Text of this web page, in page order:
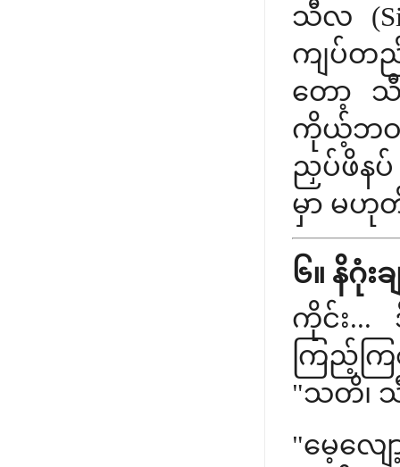
သီလ
ကျပ်တ
တော့
ကိုယ့်ဘဝ
ညှပ်ဖိနပ်
မှာ မဟု
၆။ နိဂုံး
ကိုင်း...
ကြည့်က
"သတိ၊
"မေ့လျ